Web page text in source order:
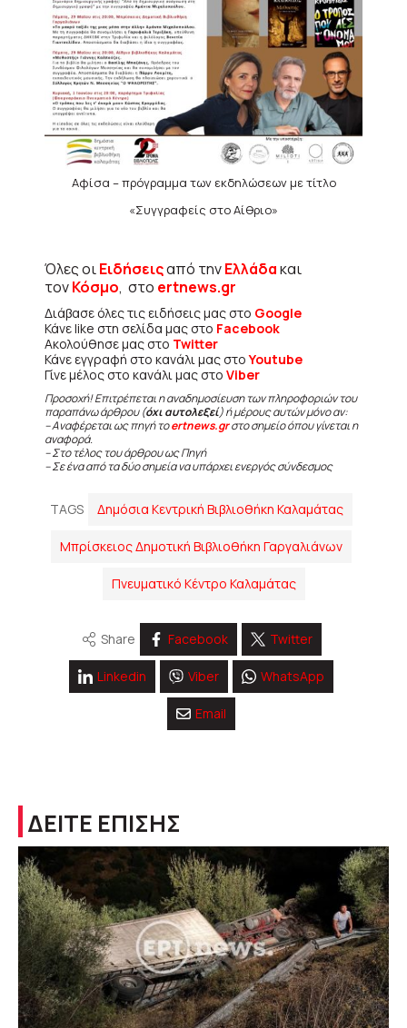
Αφίσα – πρόγραμμα των εκδηλώσεων με τίτλο
«Συγγραφείς στο Αίθριο»
Όλες οιΕιδήσειςαπό τηνΕλλάδακαι
τονΚόσμο, στο ertnews.gr
Διάβασε όλες τις ειδήσεις μας στο Google
Κάνε like στη σελίδα μας στο Facebook
Ακολούθησε μας στο Twitter
Κάνε εγγραφή στο κανάλι μας στοYoutube
Γίνε μέλος στο κανάλι μας στο Viber
Προσοχή! Επιτρέπεται η αναδημοσίευση των πληροφοριών του
παραπάνω άρθρου (όχι αυτολεξεί) ή μέρους αυτών μόνο αν:
– Αναφέρεται ως πηγή τοertnews.grστο σημείο όπου γίνεται η
αναφορά.
– Στο τέλος του άρθρου ως Πηγή
– Σε ένα από τα δύο σημεία να υπάρχει ενεργός σύνδεσμος
TAGS Δημόσια Κεντρική Βιβλιοθήκη Καλαμάτας
Μπρίσκειος Δημοτική Βιβλιοθήκη Γαργαλιάνων
Πνευματικό Κέντρο Καλαμάτας
Share Facebook Twitter
Linkedin Viber WhatsApp
Email
ΔΕΙΤΕ ΕΠΙΣΗΣ